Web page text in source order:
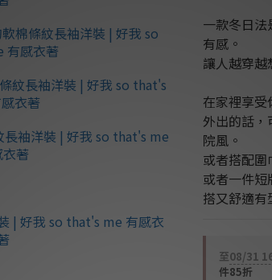
一款冬日
有感。
讓人越穿越
在家裡享受
外出的話
院風。
或者搭配圍
或者一件
搭又舒適有
至08/31
件85折